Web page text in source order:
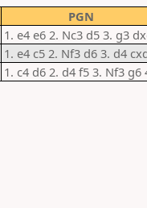
PGN
1. e4 e6 2. Nc3 d5 3. g3
1. e4 c5 2. Nf3 d6 3. d4
1. c4 d6 2. d4 f5 3. Nf3 g6